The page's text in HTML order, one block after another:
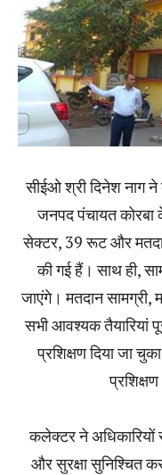
सीईओ श्री दिनेश नाग
जनपद पंचायत
सेक्टर, 39 रूट और
की गई हैं। साथ ही,
जाएंगे। मतदान
सभी आवश्यक तैयारियां
प्रशिक्षण दिया जा
कलेक्टर ने अधिकारियों
और सुरक्षा सुनिश्चित